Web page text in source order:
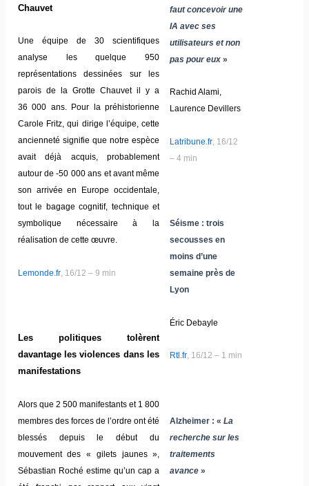
Chauvet
Une équipe de 30 scientifiques
analyse les quelque 950
représentations dessinées sur les
parois de la Grotte Chauvet il y a
36 000 ans. Pour la préhistorienne
Carole Fritz, qui dirige l’équipe, cette
ancienneté signifie que notre espèce
avait déjà acquis, probablement
autour de -50 000 ans et avant même
son arrivée en Europe occidentale,
tout le bagage cognitif, technique et
symbolique nécessaire à la
réalisation de cette œuvre.
Lemonde.fr, 16/12 – 9 min
Les politiques tolèrent
davantage les violences dans les
manifestations
Alors que 2 500 manifestants et 1 800
membres des forces de l’ordre ont été
blessés depuis le début du
mouvement des « gilets jaunes »,
Sébastian Roché estime qu’un cap a
faut concevoir une
IA avec ses
utilisateurs et non
pas pour eux»
Rachid Alami,
Laurence Devillers
Latribune.fr, 16/12
– 4 min
Séisme : trois
secousses en
moins d’une
semaine près de
Lyon
Éric Debayle
Rtl.fr, 16/12 – 1 min
Alzheimer : « La
recherche sur les
traitements
avance»